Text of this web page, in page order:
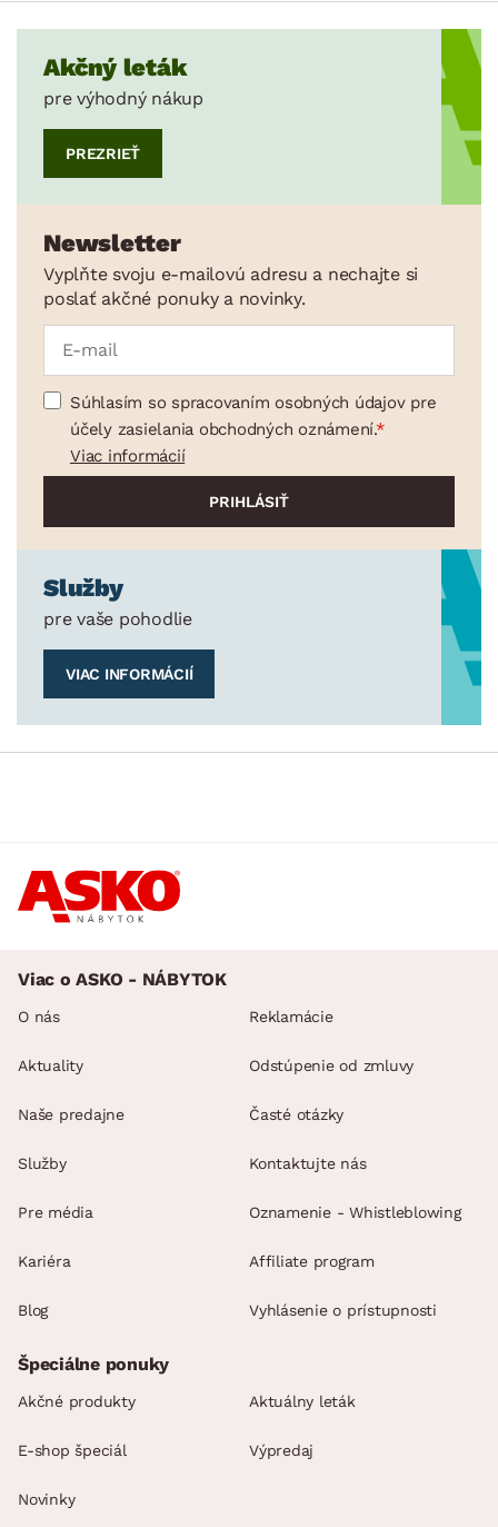
Akčný leták
pre výhodný nákup
PREZRIEŤ
Newsletter
Vyplňte svoju e-mailovú adresu a nechajte si
poslať akčné ponuky a novinky.
Súhlasím so spracovaním osobných údajov pre
účely zasielania obchodných oznámení.
Viac informácií
Služby
pre vaše pohodlie
VIAC INFORMÁCIÍ
Viac o ASKO - NÁBYTOK
O nás
Aktuality
Naše predajne
Služby
Pre média
Kariéra
Blog
Reklamácie
Odstúpenie od zmluvy
Časté otázky
Kontaktujte nás
Oznamenie - Whistleblowing
Affiliate program
Vyhlásenie o prístupnosti
Špeciálne ponuky
Akčné produkty Aktuálny leták
E-shop špeciál Výpredaj
Novinky